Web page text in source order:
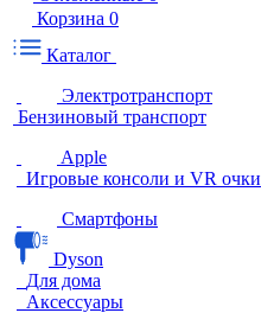
Корзина 0
Каталог
Электротранспорт
Бензиновый транспорт
Apple
Игровые консоли и VR очки
Смартфоны
Dyson
Для дома
Аксессуары